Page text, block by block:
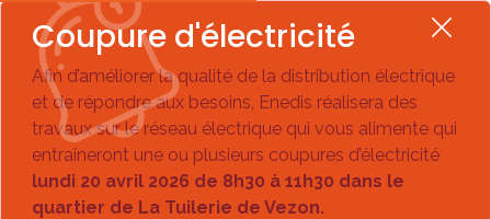
Coupure d'électricité
Afin d’améliorer la qualité de la distribution électrique
et de répondre aux besoins, Enedis réalisera des
travaux sur le réseau électrique qui vous alimente qui
entraîneront une ou plusieurs coupures d’électricité
lundi 20 avril 2026 de 8h30 à 11h30 dans le
quartier de La Tuilerie de Vezon.